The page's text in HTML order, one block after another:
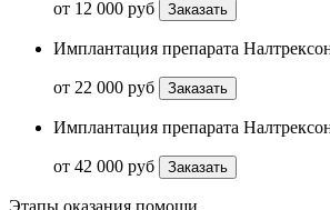
от 12 000 руб Заказать
Имплантация препарата
от 22 000 руб Заказать
Имплантация препарата
от 42 000 руб Заказать
Этапы оказания помощи